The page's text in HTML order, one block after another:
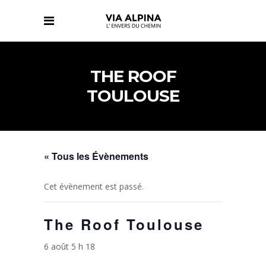
THE ROOF
TOULOUSE
« Tous les Évènements
Cet évènement est passé.
The Roof Toulouse
6 août 5 h 18